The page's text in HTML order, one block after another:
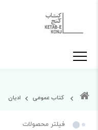
کتاب عمومی ادیان
فیلتر محصولات